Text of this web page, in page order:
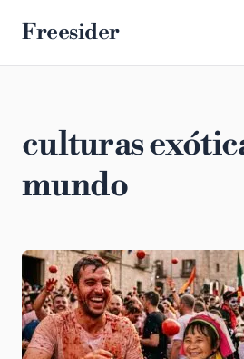
Freesider
culturas
mundo